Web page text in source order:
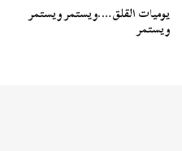
يوميات القلق….ويستمر ويستمر
ويستمر